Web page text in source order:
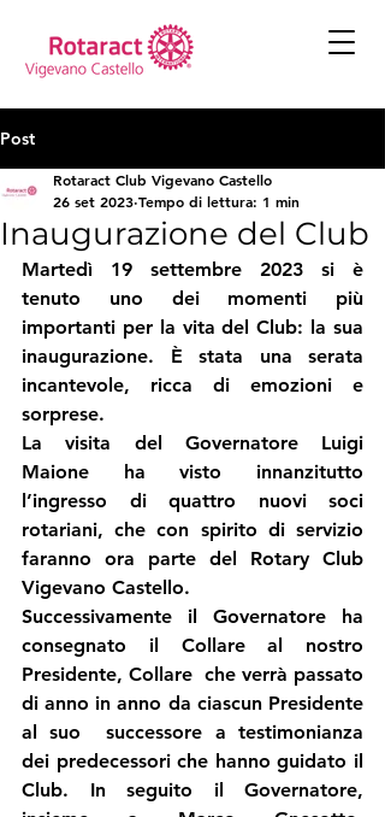
Post
Inaugurazione del Club
Rotaract Club Vigevano Castello
26 set 2023 Tempo di lettura: 1 min
Martedì 19 settembre 2023 si è
tenuto uno dei momenti più
importanti per la vita del Club: la sua
inaugurazione. È stata una serata
incantevole, ricca di emozioni e
sorprese.
La visita del Governatore Luigi
Maione ha visto innanzitutto
l’ingresso di quattro nuovi soci
rotariani, che con spirito di servizio
faranno ora parte del Rotary Club
Vigevano Castello.
Successivamente il Governatore ha
consegnato il Collare al nostro
Presidente, Collare  che verrà passato
di anno in anno da ciascun Presidente
al suo  successore a testimonianza
dei predecessori che hanno guidato il
Club. In seguito il Governatore,